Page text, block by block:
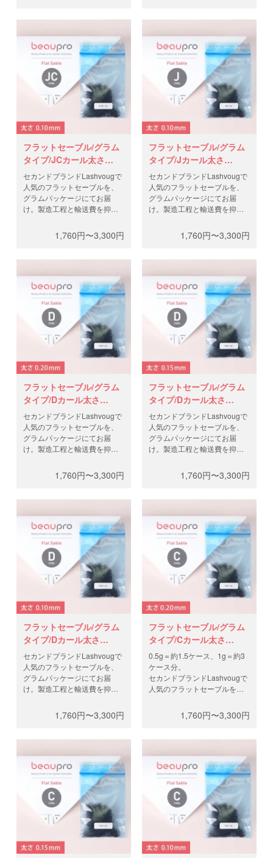
フラットセーブル/グラム
タイプ/JCカール太さ
0.10mm
セカンドブランドLashvougで
人気のフラットセーブルを、
グラムパッケージにてお届
け。製造工程と輸送費を抑
ュを低価格で。0.5gと1gから
お選びください。
1,760円〜3,300円
フラットセーブル/グラム
タイプ/Jカール太さ
0.10mm
セカンドブランドLashvougで
人気のフラットセーブルを、
グラムパッケージにてお届
け。製造工程と輸送費を抑
ュを低価格で。0.5gと1gから
お選びください。
1,760円〜3,300円
フラットセーブル/グラム
タイプ/Dカール太さ
0.20mm
セカンドブランドLashvougで
人気のフラットセーブルを、
グラムパッケージにてお届
け。製造工程と輸送費を抑
ュを低価格で。0.5gと1gから
お選びください。
1,760円〜3,300円
フラットセーブル/グラム
タイプ/Dカール太さ
0.15mm
セカンドブランドLashvougで
人気のフラットセーブルを、
グラムパッケージにてお届
け。製造工程と輸送費を抑
ュを低価格で。0.5gと1gから
お選びください。
1,760円〜3,300円
フラットセーブル/グラム
タイプ/Dカール太さ
0.10mm
セカンドブランドLashvougで
人気のフラットセーブルを、
グラムパッケージにてお届
け。製造工程と輸送費を抑
ュを低価格で。0.5gと1gから
お選びください。
1,760円〜3,300円
フラットセーブル/グラム
タイプ/Cカール太さ
0.20mm
0.5g＝約1.5ケース、1g＝約3
ケース分。
セカンドブランドLashvougで
人気のフラットセーブルを、
け。製造工程と輸送費を抑
え、高品質なフラットラッシ
1,760円〜3,300円